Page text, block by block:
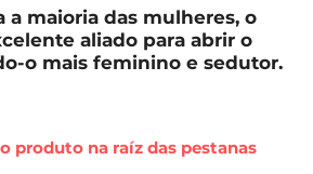
a maioria das mulheres, o
aliado para abrir o
o mais feminino e sedutor.
produto na raíz das pestanas